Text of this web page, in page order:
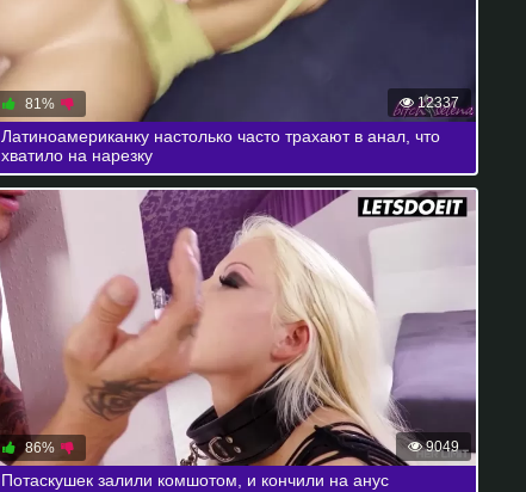
12337
81%
Латиноамериканку настолько часто трахают в анал, что
хватило на нарезку
9049
86%
Потаскушек залили комшотом, и кончили на анус